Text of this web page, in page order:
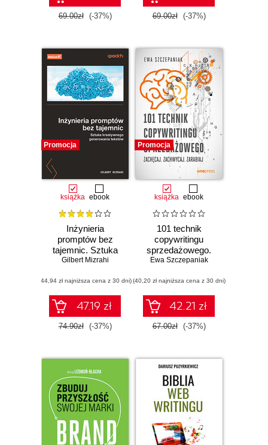
69.00zł (-37%) 69.00zł (-37%)
Promocja
książka ebook
Inżynieria
promptów bez
tajemnic. Sztuka
kreatywnego
tekstów
Gilbert Mizrahi
(44,94 zł najniższa cena z 30 dni)
47.19 zł
74.90zł (-37%)
Promocja
książka ebook
101 technik
copywritingu
sprzedażowego.
Zachęcaj.
Zarabiaj
Ewa Szczepaniak
(40,20 zł najniższa cena z 30 dni)
42.21 zł
67.00zł (-37%)